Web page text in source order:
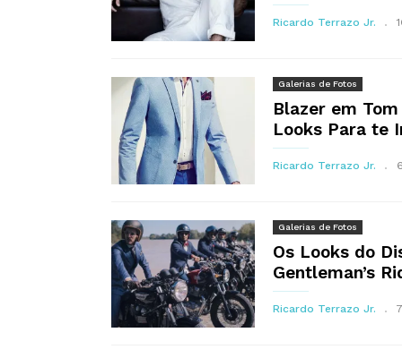
Ricardo Terrazo Jr.
Galerias de Fotos
Blazer em
Looks Para te
Ricardo Terrazo Jr.
Galerias de Fotos
Os Looks do
Gentleman’s
Ricardo Terrazo Jr.